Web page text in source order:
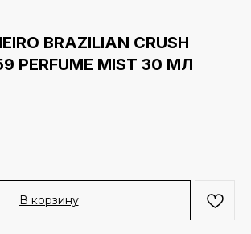
BRAZILIAN CRUSH
PERFUME MIST 30 МЛ
В корзину